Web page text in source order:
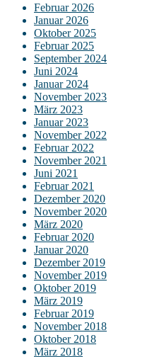
Februar 2026
Januar 2026
Oktober 2025
Februar 2025
September 2024
Juni 2024
Januar 2024
November 2023
März 2023
Januar 2023
November 2022
Februar 2022
November 2021
Juni 2021
Februar 2021
Dezember 2020
November 2020
März 2020
Februar 2020
Januar 2020
Dezember 2019
November 2019
Oktober 2019
März 2019
Februar 2019
November 2018
Oktober 2018
März 2018